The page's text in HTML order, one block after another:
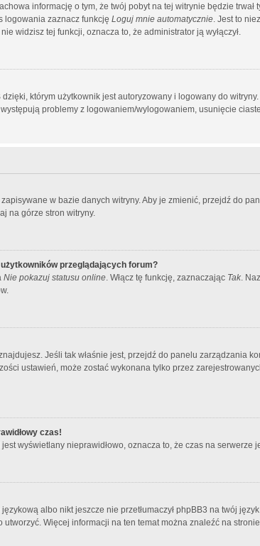
informację o tym, że twój pobyt na tej witrynie będzie
logowania zaznacz funkcję Loguj mnie automatycznie. Jest to
widzisz tej funkcji, oznacza to, że administrator ją wyłączył.
którym użytkownik jest autoryzowany i logowany do
problemy z logowaniem/wylogowaniem, usunięcie
w bazie danych witryny. Aby je zmienić, przejdź do
na górze stron witryny.
przeglądających forum?
Nie pokazuj statusu online. Włącz tę funkcję, zaznaczając Tak.
Jeśli tak właśnie jest, przejdź do panelu zarządzania
ustawień, może zostać wykonana tylko przez
czas!
wyświetlany nieprawidłowo, oznacza to, że czas na
albo nikt jeszcze nie przetłumaczył phpBB3 na twój
Więcej informacji na ten temat można znaleźć na